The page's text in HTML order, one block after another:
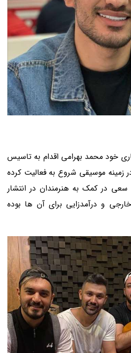
تجاری خود محمد بهرامی اقدام به تاسیس
زمینه موسیقی شروع به فعالیت کرده
در کمک به هنرمندان در انتشار
و درآمدزایی برای آن ها بوده